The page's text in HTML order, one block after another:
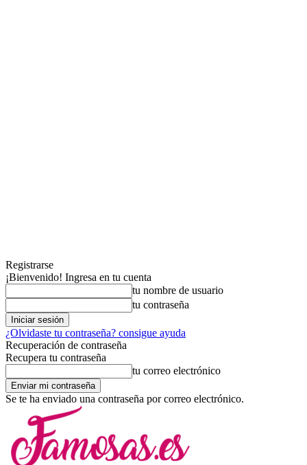
Registrarse
¡Bienvenido! Ingresa en tu cuenta
tu nombre de usuario
tu contraseña
¿Olvidaste tu contraseña? consigue ayuda
Recuperación de contraseña
Recupera tu contraseña
tu correo electrónico
Se te ha enviado una contraseña por correo electrónico.